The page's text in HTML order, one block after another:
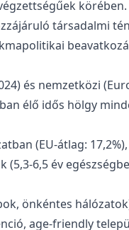
körében.
társadalmi
és nemzetközi
élő idős hölgy
(EU-átlag:
(5,3-6,5 év
önkéntes
age-friendly